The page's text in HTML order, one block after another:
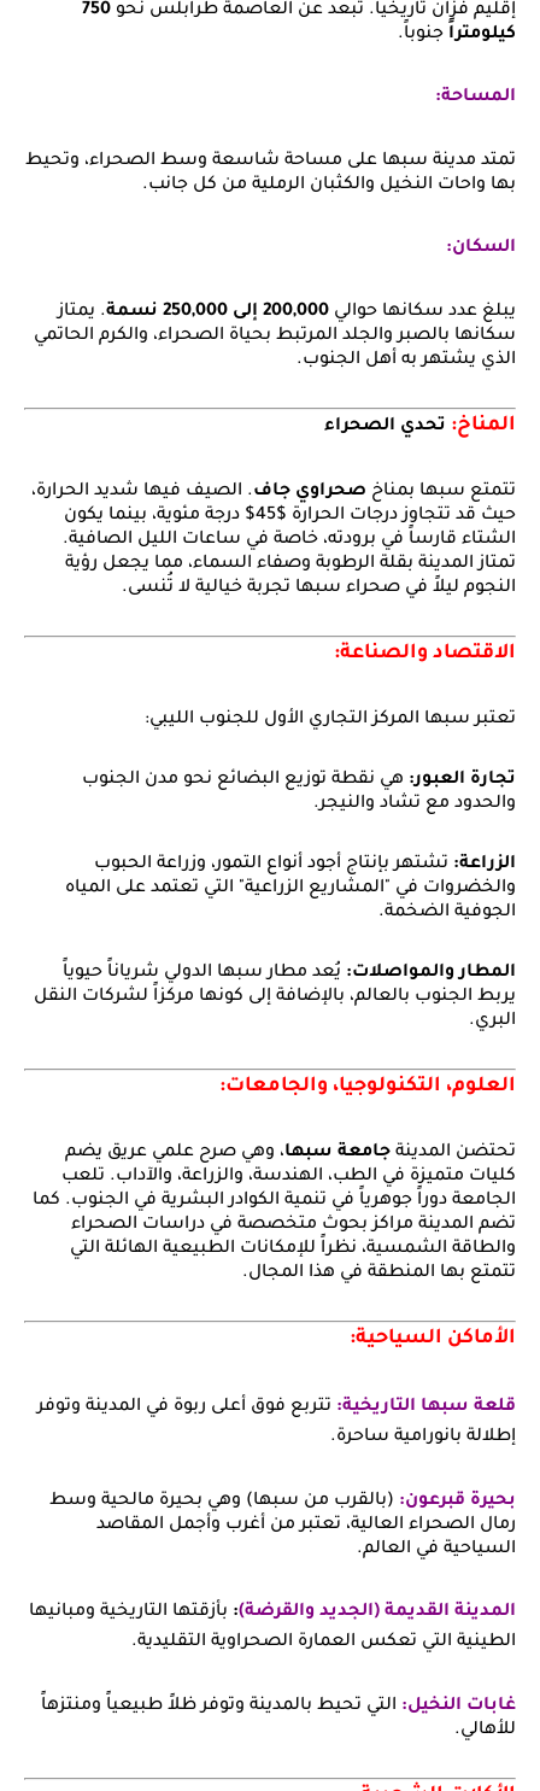
إقليم فزان تاريخياً. تبعد عن العاصمة طرابلس نحو 750
كيلومتراً جنوباً.
المساحة:
تمتد مدينة سبها على مساحة شاسعة وسط الصحراء، وتحيط
بها واحات النخيل والكثبان الرملية من كل جانب.
السكان:
يبلغ عدد سكانها حوالي 200,000 إلى 250,000 نسمة
. يمتاز
سكانها بالصبر والجلد المرتبط بحياة الصحراء، والكرم الحاتمي
الذي يشتهر به أهل الجنوب.
المناخ: تحدي الصحراء
تتمتع سبها بمناخ صحراوي جاف. الصيف فيها شديد الحرارة،
حيث قد تتجاوز درجات الحرارة $45$
درجة مئوية، بينما يكون
الشتاء قارساً في برودته، خاصة في ساعات الليل الصافية.
تمتاز المدينة بقلة الرطوبة وصفاء السماء، مما يجعل رؤية
النجوم ليلاً في صحراء سبها تجربة خيالية لا تُنسى.
الاقتصاد والصناعة:
تعتبر سبها المركز التجاري الأول للجنوب الليبي:
تجارة العبور: هي نقطة توزيع البضائع نحو مدن الجنوب
والحدود مع تشاد والنيجر.
الزراعة: تشتهر بإنتاج أجود أنواع التمور، وزراعة الحبوب
والخضروات في "المشاريع الزراعية" التي تعتمد على المياه
الجوفية الضخمة.
المطار والمواصلات: يُعد مطار سبها الدولي شرياناً حيوياً
يربط الجنوب بالعالم، بالإضافة إلى كونها مركزاً لشركات النقل
البري.
العلوم، التكنولوجيا، والجامعات:
تحتضن المدينة جامعة سبها، وهي صرح علمي عريق يضم
كليات متميزة في الطب، الهندسة، والزراعة، والآداب. تلعب
الجامعة دوراً جوهرياً في تنمية الكوادر البشرية في الجنوب. كما
تضم المدينة مراكز بحوث متخصصة في دراسات الصحراء
والطاقة الشمسية، نظراً للإمكانات الطبيعية الهائلة التي
تتمتع بها المنطقة في هذا المجال.
الأماكن السياحية:
قلعة سبها التاريخية: تتربع فوق أعلى ربوة في المدينة وتوفر
إطلالة بانورامية ساحرة.
بحيرة قبرعون: (بالقرب من سبها) وهي بحيرة مالحية وسط
رمال الصحراء العالية، تعتبر من أغرب وأجمل المقاصد
السياحية في العالم.
المدينة القديمة (الجديد والقرضة): بأزقتها التاريخية ومبانيها
الطينية التي تعكس العمارة الصحراوية التقليدية.
غابات النخيل: التي تحيط بالمدينة وتوفر ظلاً طبيعياً ومنتزهاً
للأهالي.